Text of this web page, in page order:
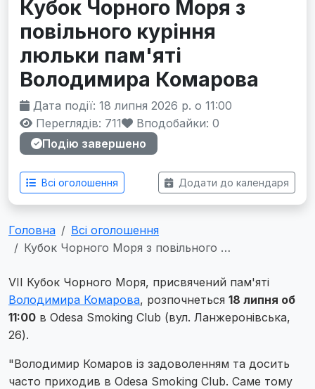
Кубок Чорного Моря з
повільного куріння
люльки пам'яті
Володимира Комарова
Дата події: 18 липня 2026 р. о 11:00
Переглядів: 711
Вподобайки: 0
Подію завершено
Всі оголошення Додати до календаря
Головна
Всі оголошення
Кубок Чорного Моря з повільного …
VII Кубок Чорного Моря, присвячений пам'яті
Володимира Комарова, розпочнеться 18 липня об
11:00 в Odesa Smoking Club (вул. Ланжеронівська,
26).
"Володимир Комаров із задоволенням та досить
часто приходив в Odesa Smoking Club. Саме тому